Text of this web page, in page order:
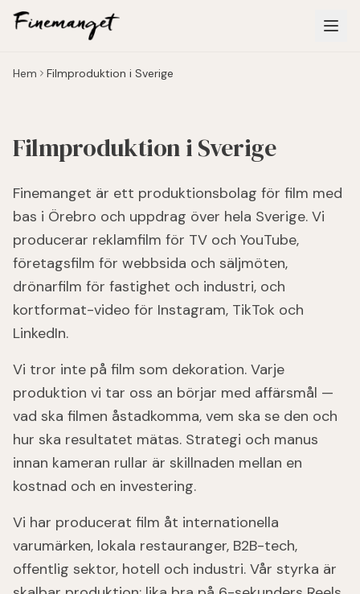
Hoppa till huvudinnehåll
Hem Filmproduktion i Sverige
Filmproduktion i Sverige
Finemanget är ett produktionsbolag för film med
bas i Örebro och uppdrag över hela Sverige. Vi
producerar reklamfilm för TV och YouTube,
företagsfilm för webbsida och säljmöten,
drönarfilm för fastighet och industri, och
kortformat-video för Instagram, TikTok och
LinkedIn.
Vi tror inte på film som dekoration. Varje
produktion vi tar oss an börjar med affärsmål —
vad ska filmen åstadkomma, vem ska se den och
hur ska resultatet mätas. Strategi och manus
innan kameran rullar är skillnaden mellan en
kostnad och en investering.
Vi har producerat film åt internationella
varumärken, lokala restauranger, B2B-tech,
offentlig sektor, hotell och industri. Vår styrka är